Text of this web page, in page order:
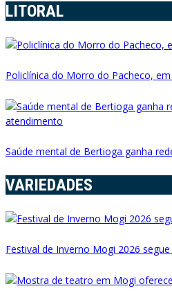
LITORAL
Policlínica do Morro do Pacheco,
Saúde mental de Bertioga ganha
VARIEDADES
Festival de Inverno Mogi 2026